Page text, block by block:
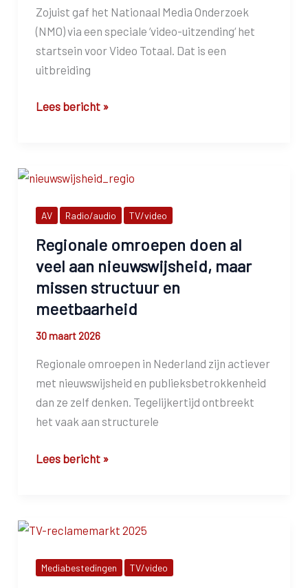
Zojuist gaf het Nationaal Media Onderzoek
(NMO) via een speciale ‘video-uitzending‘ het
startsein voor Video Totaal. Dat is een
uitbreiding
NMO
Lees bericht »
AV Radio/audio TV/video
Regionale omroepen doen al
veel aan nieuwswijsheid, maar
missen structuur en
meetbaarheid
30 maart 2026
Regionale omroepen in Nederland zijn actiever
met nieuwswijsheid en publieksbetrokkenheid
dan ze zelf denken. Tegelijkertijd ontbreekt
het vaak aan structurele
Regionale
veel
nieuwswijsheid,
Lees bericht »
Mediabestedingen TV/video